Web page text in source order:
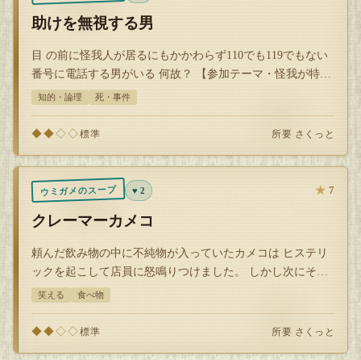
助けを無視する男
目 の前に怪我人が居るにもかかわらず110でも119でもない
番号に電話する男がいる 何故？ 【参加テーマ・怪我が特徴
的なアニメキャラ】
知的・論理 死・事件
◆◆◇◇標準 所要 さくっと
ウミガメのスープ ♥ 2 ★ 7
クレーマーカメコ
頼んだ飲み物の中に不純物が入っていたカメコは ヒステリ
ックを起こして店員に怒鳴りつけました。 しかし次にその
店に訪れたときは何も入っていない…
笑える 食べ物
◆◆◇◇標準 所要 さくっと